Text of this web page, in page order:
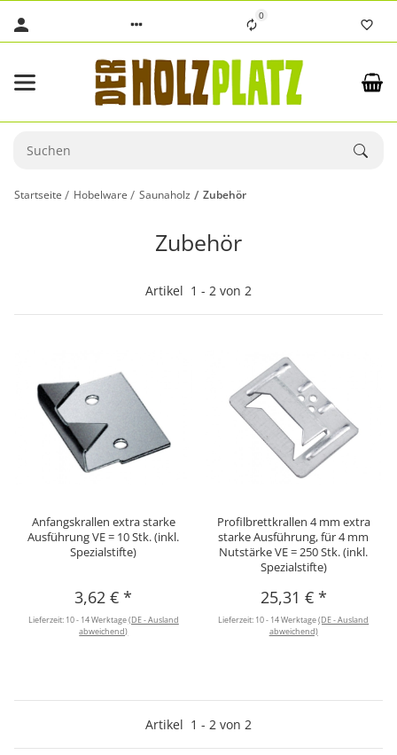
0
Startseite Hobelware Saunaholz Zubehör
Zubehör
Artikel 1 - 2 von 2
Anfangskrallen extra starke
Ausführung VE = 10 Stk. (inkl.
Spezialstifte)
3,62 €*
Lieferzeit: 10 - 14 Werktage(DE - Ausland
abweichend)
Profilbrettkrallen 4 mm extra
starke Ausführung, für 4 mm
Nutstärke VE = 250 Stk. (inkl.
Spezialstifte)
25,31 € *
Lieferzeit: 10 - 14 Werktage(DE - Ausland
abweichend)
Artikel 1 - 2 von 2